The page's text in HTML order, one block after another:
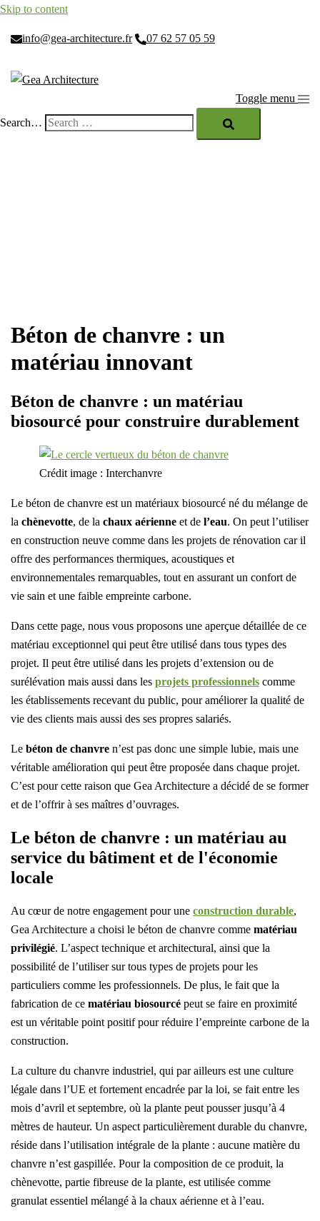
Skip to content
info@gea-architecture.fr 07 62 57 05 59
Toggle menu
Search…
Béton de chanvre : un
matériau innovant
Béton de chanvre : un matériau
biosourcé pour construire durablement
Crédit image : Interchanvre
Le béton de chanvre est un matériaux biosourcé né du mélange de
la chènevotte, de la chaux aérienne et de l’eau. On peut l’utiliser
en construction neuve comme dans les projets de rénovation car il
offre des performances thermiques, acoustiques et
environnementales remarquables, tout en assurant un confort de
vie sain et une faible empreinte carbone.
Dans cette page, nous vous proposons une aperçue détaillée de ce
matériau exceptionnel qui peut être utilisé dans tous types des
projet. Il peut être utilisé dans les projets d’extension ou de
surélévation mais aussi dans les projets professionnels comme
les établissements recevant du public, pour améliorer la qualité de
vie des clients mais aussi des ses propres salariés.
Le béton de chanvre n’est pas donc une simple lubie, mais une
véritable amélioration qui peut être proposée dans chaque projet.
C’est pour cette raison que Gea Architecture a décidé de se former
et de l’offrir à ses maîtres d’ouvrages.
Le béton de chanvre : un matériau au
service du bâtiment et de l'économie
locale
Au cœur de notre engagement pour une construction durable,
Gea Architecture a choisi le béton de chanvre comme matériau
privilégié. L’aspect technique et architectural, ainsi que la
possibilité de l’utiliser sur tous types de projets pour les
particuliers comme les professionnels. De plus, le fait que la
fabrication de ce matériau biosourcé peut se faire en proximité
est un véritable point positif pour réduire l’empreinte carbone de la
construction.
La culture du chanvre industriel, qui par ailleurs est une culture
légale dans l’UE et fortement encadrée par la loi, se fait entre les
mois d’avril et septembre, où la plante peut pousser jusqu’à 4
mètres de hauteur. Un aspect particulièrement durable du chanvre,
réside dans l’utilisation intégrale de la plante : aucune matière du
chanvre n’est gaspillée. Pour la composition de ce produit, la
chènevotte, partie fibreuse de la plante, est utilisée comme
granulat essentiel mélangé à la chaux aérienne et à l’eau.